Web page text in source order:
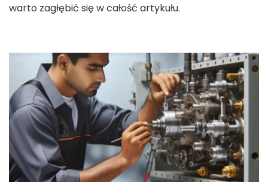
warto zagłębić się w całość artykułu.